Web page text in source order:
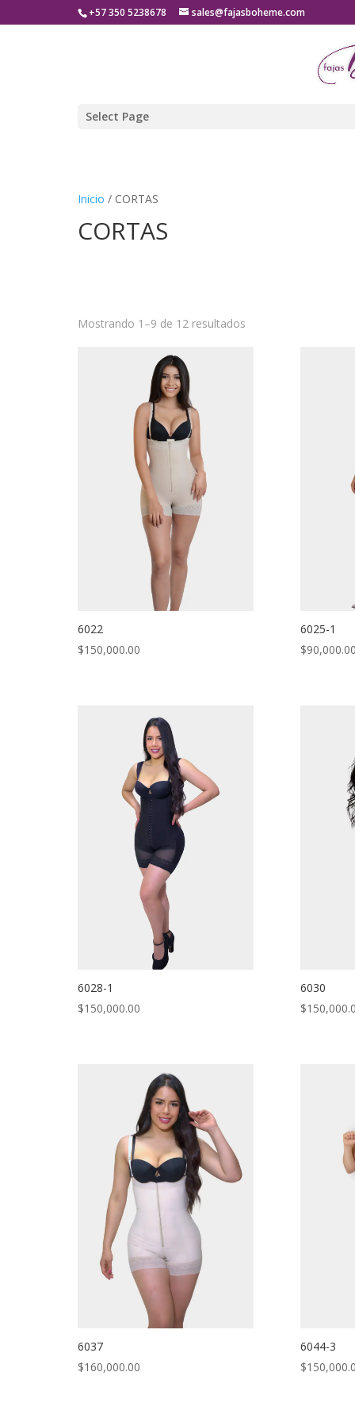
+57 350 5238678 sales@fajasboheme.com
Select Page
Inicio / CORTAS
CORTAS
Mostrando 1–9 de 12 resultados
6022
$150,000.00
6025-1
$
6028-1
$150,000.00
6030
$
6037
$160,000.00
6044-3
$